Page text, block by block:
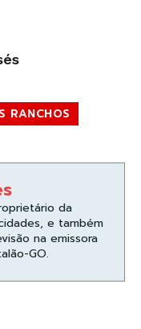
RANCHOS
da
e também
na emissora
GO.